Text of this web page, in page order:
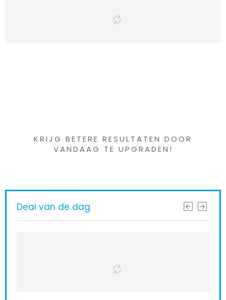
KRIJG BETERE RESULTATEN DOOR
VANDAAG TE UPGRADEN!
Deal van de dag